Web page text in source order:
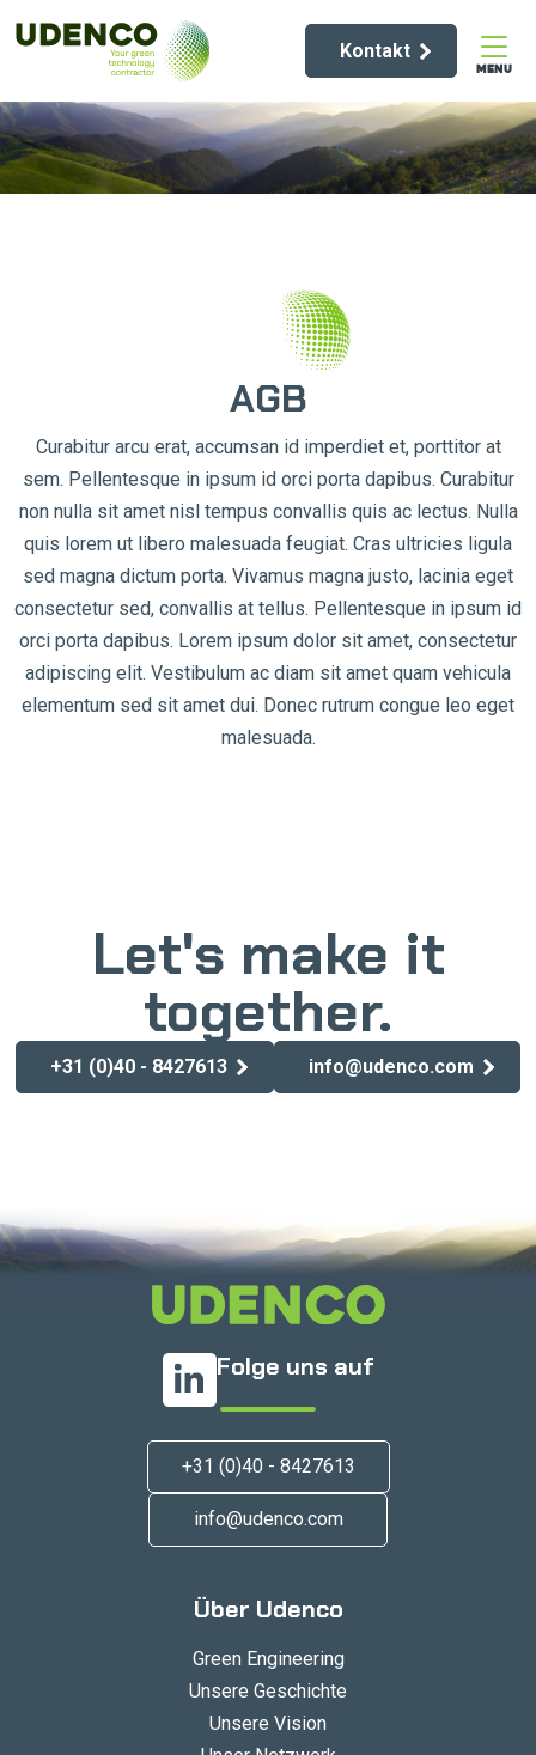
Kontakt
MENU
AGB
Curabitur arcu erat, accumsan id imperdiet et, porttitor at
sem. Pellentesque in ipsum id orci porta dapibus. Curabitur
non nulla sit amet nisl tempus convallis quis ac lectus. Nulla
quis lorem ut libero malesuada feugiat. Cras ultricies ligula
sed magna dictum porta. Vivamus magna justo, lacinia eget
consectetur sed, convallis at tellus. Pellentesque in ipsum id
orci porta dapibus. Lorem ipsum dolor sit amet, consectetur
adipiscing elit. Vestibulum ac diam sit amet quam vehicula
elementum sed sit amet dui. Donec rutrum congue leo eget
malesuada.
Let's make it
together.
+31 (0)40 - 8427613 info@udenco.com
Folge uns auf
+31 (0)40 - 8427613
info@udenco.com
Über Udenco
Green Engineering
Unsere Geschichte
Unsere Vision